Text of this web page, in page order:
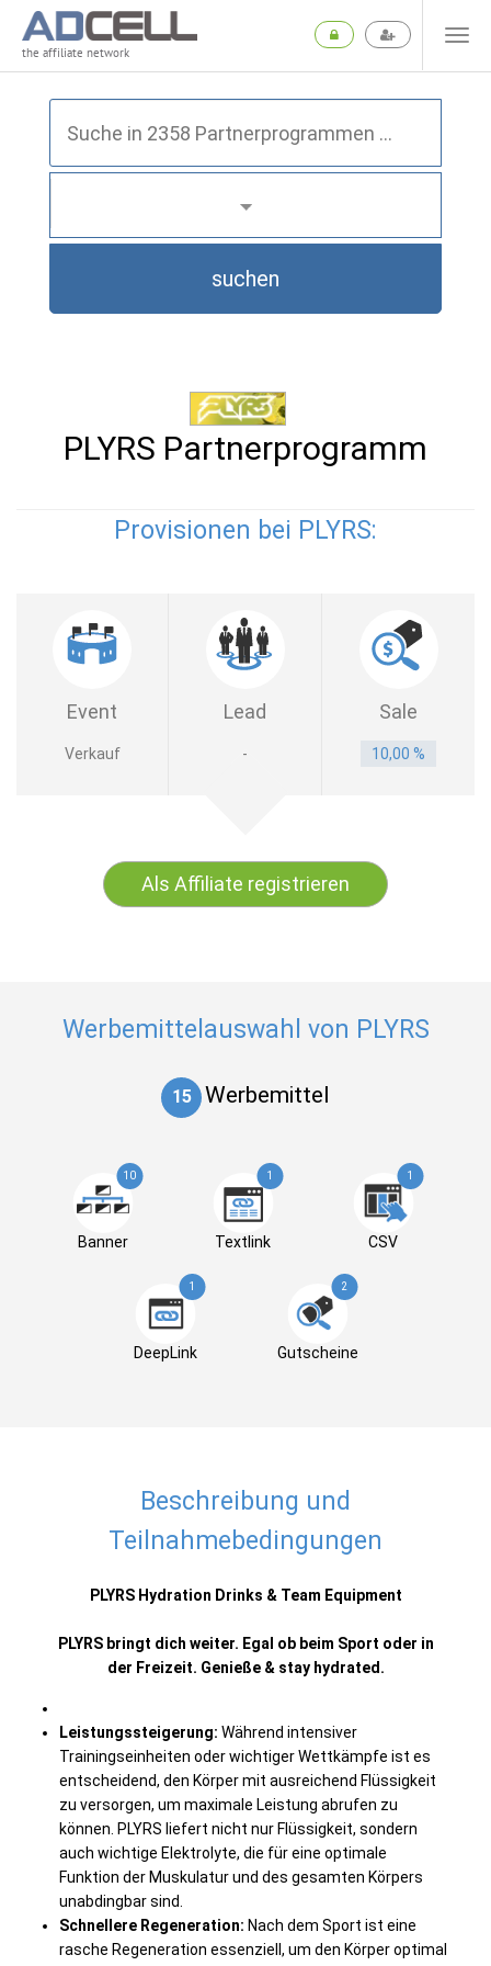
the affiliate network
suchen
PLYRS Partnerprogramm
Provisionen bei PLYRS:
Event Lead Sale
Verkauf - 10,00 %
Als Affiliate registrieren
Werbemittelauswahl von PLYRS
15 Werbemittel
10
Banner
1
Textlink
1
CSV
1
DeepLink
2
Gutscheine
Beschreibung und
Teilnahmebedingungen
PLYRS Hydration Drinks & Team Equipment
PLYRS bringt dich weiter. Egal ob beim Sport oder in
der Freizeit. Genieße & stay hydrated.
Leistungssteigerung: Während intensiver
Trainingseinheiten oder wichtiger Wettkämpfe ist es
entscheidend, den Körper mit ausreichend Flüssigkeit
zu versorgen, um maximale Leistung abrufen zu
können. PLYRS liefert nicht nur Flüssigkeit, sondern
auch wichtige Elektrolyte, die für eine optimale
Funktion der Muskulatur und des gesamten Körpers
unabdingbar sind.
Schnellere Regeneration: Nach dem Sport ist eine
rasche Regeneration essenziell, um den Körper optimal